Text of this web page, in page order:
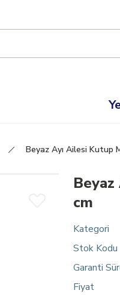
Beyaz Ayı Ailesi Kutup
cm
Kategori
Stok Kodu
Garanti
Fiyat